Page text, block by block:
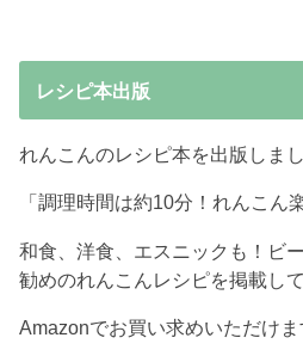
レシピ本出版
れんこんのレシピ本を出版しまし
「調理時間は約10分！れんこん
和食、洋食、エスニックも！ビ
勧めのれんこんレシピを掲載して
Amazonでお買い求めいただけま